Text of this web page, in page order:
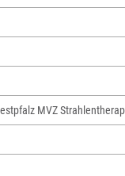
MVZ